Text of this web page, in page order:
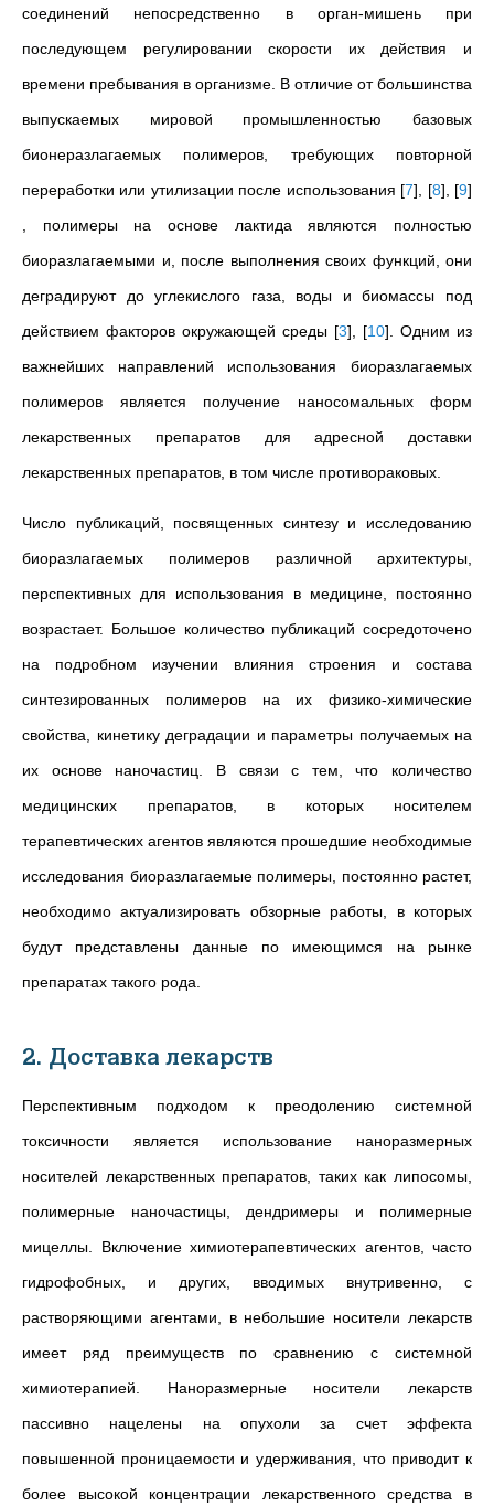
соединений непосредственно в орган-мишень при
последующем
регулировании скорости их действия и
времени пребывания в организме. В отличие от большинства
выпускаемых мировой промышленностью базовых
бионеразлагаемых полимеров, требующих повторной
переработки или утилизации после использования [7] [8] [9]
, полимеры на основе лактида являются полностью
биоразлагаемыми и, после выполнения своих функций, они
деградируют до углекислого газа, воды и биомассы под
действием факторов окружающей среды [3] [10] . Одним из
важнейших направлений использования биоразлагаемых
полимеров является получение наносомальных форм
лекарственных препаратов для адресной доставки
лекарственных препаратов, в том числе противораковых.
Число публикаций, посвященных синтезу и исследованию
биоразлагаемых полимеров различной архитектуры,
перспективных для использования в медицине, постоянно
возрастает. Большое количество публикаций сосредоточено
на подробном изучении влияния строения и состава
синтезированных полимеров на их физико-химические
свойства, кинетику деградации и параметры получаемых на
их основе наночастиц. В связи с тем, что количество
медицинских препаратов, в которых носителем
терапевтических агентов являются прошедшие необходимые
исследования биоразлагаемые полимеры, постоянно растет,
необходимо актуализировать обзорные работы, в которых
будут представлены данные по имеющимся на рынке
препаратах такого рода.
2. Доставка лекарств
Перспективным подходом к преодолению системной
токсичности является использование наноразмерных
носителей лекарственных препаратов, таких как липосомы,
полимерные наночастицы, дендримеры и полимерные
мицеллы. Включение химиотерапевтических агентов, часто
гидрофобных, и других, вводимых внутривенно, с
растворяющими агентами, в небольшие носители лекарств
имеет ряд преимуществ по сравнению с системной
химиотерапией. Наноразмерные носители лекарств
пассивно нацелены на опухоли за счет эффекта
повышенной проницаемости и удерживания, что приводит к
более высокой концентрации лекарственного средства в